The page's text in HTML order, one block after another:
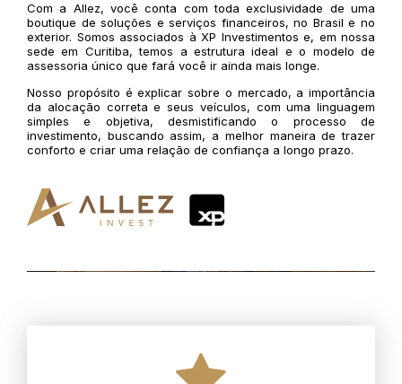
Com a Allez, você conta com toda exclusividade de uma
boutique de soluções e serviços financeiros, no Brasil e no
exterior. Somos associados à XP Investimentos e, em nossa
sede em Curitiba, temos a estrutura ideal e o modelo de
assessoria único que fará você ir ainda mais longe.
Nosso propósito é explicar sobre o mercado, a importância
da alocação correta e seus veículos, com uma linguagem
simples e objetiva, desmistificando o processo de
investimento, buscando assim, a melhor maneira de trazer
conforto e criar uma relação de confiança a longo prazo.